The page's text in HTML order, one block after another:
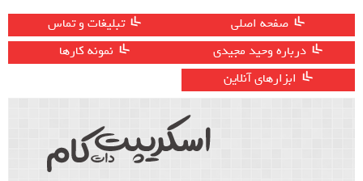
صفحه اصلی
تبلیغات و تماس
درباره وحید مجیدی
نمونه کارها
ابزارهای آنلاین